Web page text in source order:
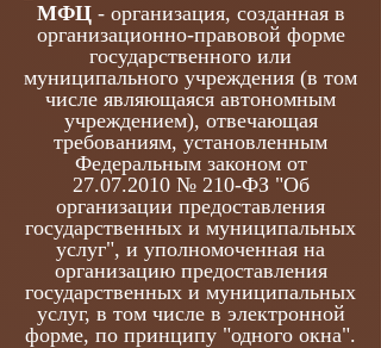
МФЦ - организация, созданная в
организационно-правовой форме
государственного или
муниципального учреждения (в том
числе являющаяся автономным
учреждением), отвечающая
требованиям, установленным
Федеральным законом от
27.07.2010№ 210-ФЗ "Об
организации предоставления
государственных и муниципальных
услуг", и уполномоченная на
организацию предоставления
государственных и муниципальных
услуг, в том числе в электронной
форме, по принципу "одного окна".